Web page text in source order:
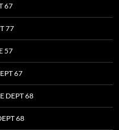
67
77
57
67
DEPT 68
68